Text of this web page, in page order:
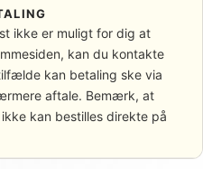
ikke er muligt for dig at
kan du kontakte
kan betaling ske via
aftale. Bemærk, at
kan bestilles direkte på